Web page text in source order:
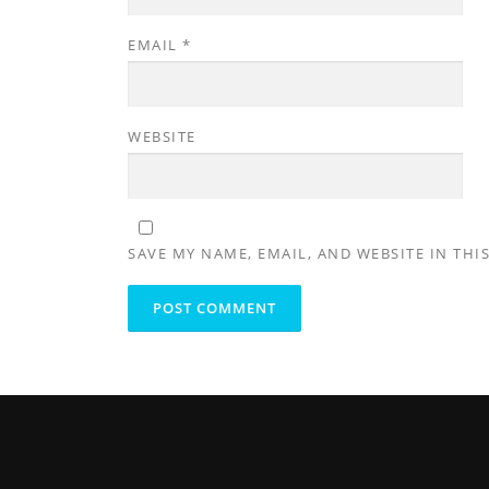
EMAIL *
WEBSITE
SAVE MY NAME, EMAIL, AND WEBSITE IN